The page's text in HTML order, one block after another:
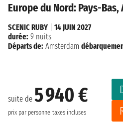
Europe du Nord: Pays-
suite de 5 940 €
prix par personne taxes incluses
SCENIC RUBY
14 JUIN 2027
durée: 9 nuits
Départs de: Amsterdam